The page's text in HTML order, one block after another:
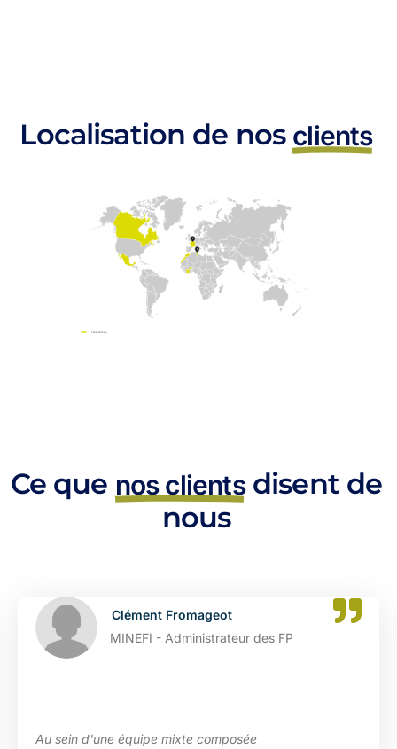
Localisation de nos clients
Ce que nos clientsdisent de
nous
Clément Fromageot
MINEFI - Administrateur des FP
Au sein d'une équipe mixte composée